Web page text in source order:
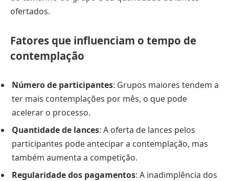
ofertados.
Fatores que influenciam o tempo de
contemplação
Número de participantes: Grupos maiores tendem a
ter mais contemplações por mês, o que pode
acelerar o processo.
Quantidade de lances: A oferta de lances pelos
participantes pode antecipar a contemplação, mas
também aumenta a competição.
Regularidade dos pagamentos: A inadimplência dos